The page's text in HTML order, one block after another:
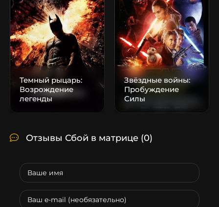
Темный рыцарь:
Возрождение
легенды
Звёздные войны:
Пробуждение
Силы
Отзывы Сбой в матрице (0)